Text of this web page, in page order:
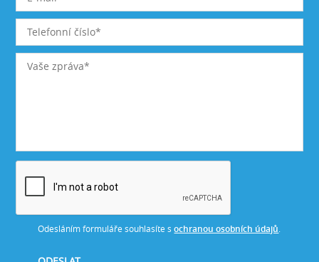
Odesláním formuláře souhlasíte sochranou osobních údajů